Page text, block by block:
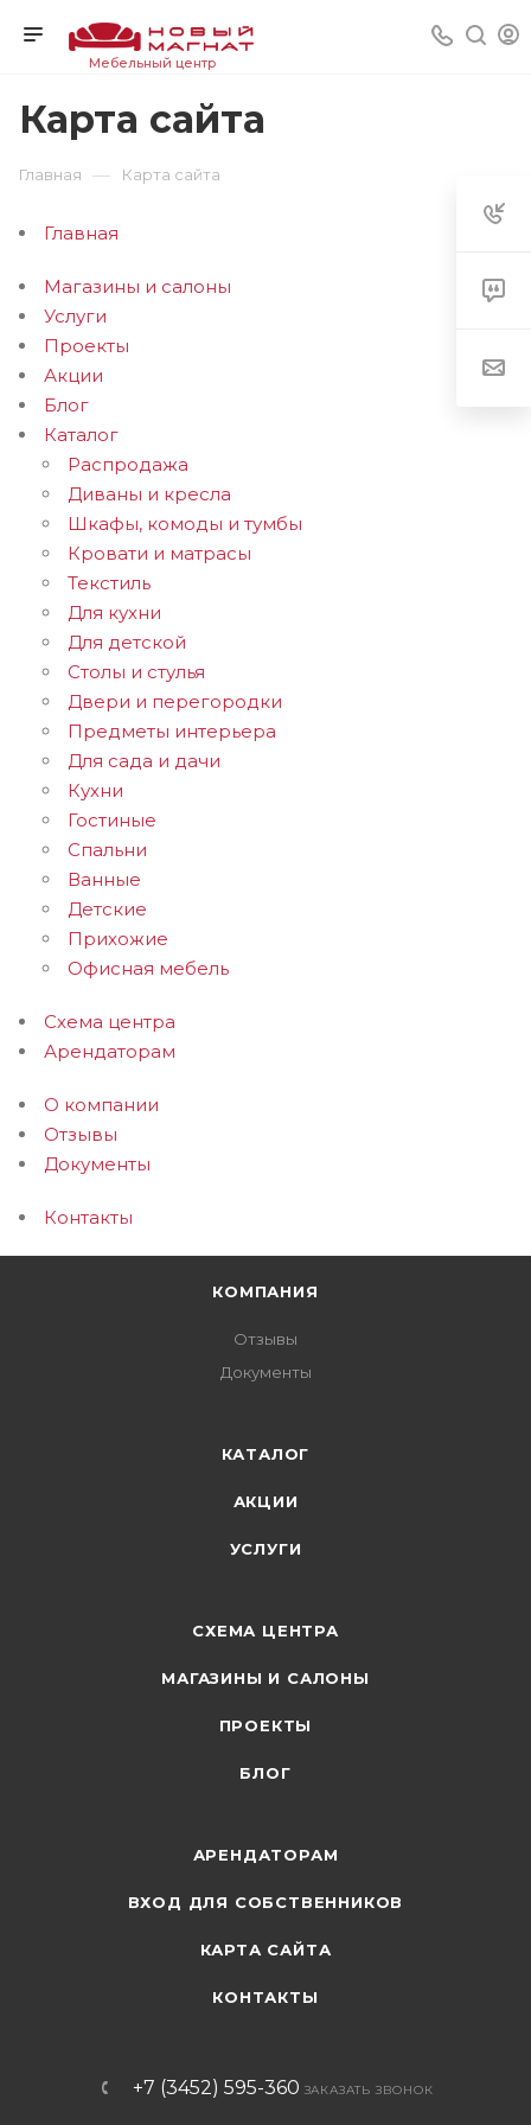
Мебельный центр
Карта сайта
Главная — Карта сайта
Главная
Магазины и салоны
Услуги
Проекты
Акции
Блог
Каталог
Распродажа
Диваны и кресла
Шкафы, комоды и тумбы
Кровати и матрасы
Текстиль
Для кухни
Для детской
Столы и стулья
Двери и перегородки
Предметы интерьера
Для сада и дачи
Кухни
Гостиные
Спальни
Ванные
Детские
Прихожие
Офисная мебель
Схема центра
Арендаторам
О компании
Отзывы
Документы
Контакты
КОМПАНИЯ
Отзывы
Документы
КАТАЛОГ
АКЦИИ
УСЛУГИ
СХЕМА ЦЕНТРА
МАГАЗИНЫ И САЛОНЫ
ПРОЕКТЫ
БЛОГ
АРЕНДАТОРАМ
ВХОД ДЛЯ СОБСТВЕННИКОВ
КАРТА САЙТА
КОНТАКТЫ
+7 (3452) 595-360 ЗАКАЗАТЬ ЗВОНОК